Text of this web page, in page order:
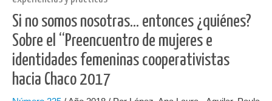
Si no somos nosotras… entonces ¿quiénes?
Sobre el “Preencuentro de mujeres e
identidades femeninas cooperativistas
hacia Chaco 2017